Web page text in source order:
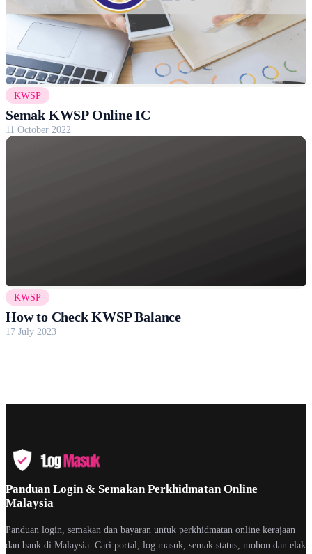
KWSP
Semak KWSP Online IC
11 October 2022
KWSP
How to Check KWSP Balance
17 July 2023
Panduan Login & Semakan Perkhidmatan Online
Malaysia
Panduan login, semakan dan bayaran untuk perkhidmatan online kerajaan
dan bank di Malaysia. Cari portal, log masuk, semak status, mohon dan elak